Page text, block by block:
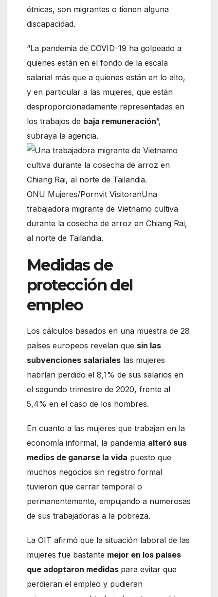
étnicas, son migrantes o tienen alguna
discapacidad.
“La pandemia de COVID-19 ha golpeado a
quienes están en el fondo de la escala
salarial más que a quienes están en lo alto,
y en particular a las mujeres, que están
desproporcionadamente representadas en
los trabajos de baja remuneración”,
subraya la agencia.
ONU Mujeres/Pornvit VisitoranUna
trabajadora migrante de Vietnamo cultiva
durante la cosecha de arroz en Chiang Rai,
al norte de Tailandia.
Medidas de
protección del
empleo
Los cálculos basados en una muestra de 28
países europeos revelan que sin las
subvenciones salariales las mujeres
habrían perdido el 8,1% de sus salarios en
el segundo trimestre de 2020, frente al
5,4% en el caso de los hombres.
En cuanto a las mujeres que trabajan en la
economía informal, la pandemia alteró sus
medios de ganarse la vida puesto que
muchos negocios sin registro formal
tuvieron que cerrar temporal o
permanentemente, empujando a numerosas
de sus trabajadoras a la pobreza.
La OIT afirmó que la situación laboral de las
mujeres fue bastante mejor en los países
que adoptaron medidas para evitar que
perdieran el empleo y pudieran